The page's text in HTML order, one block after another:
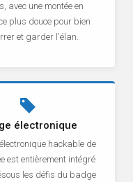
avec une montée en
plus douce pour bien
et garder l'élan.
électronique
hackable de
est entièrement intégré
les défis du badge